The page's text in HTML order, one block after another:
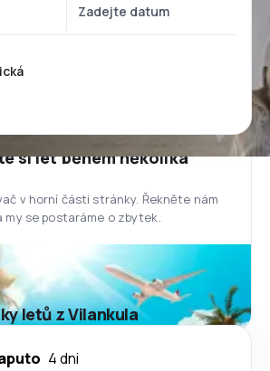
si let během několika
v horní části stránky. Řekněte nám
my se postaráme o zbytek.
letů z Vilankula
4 dni